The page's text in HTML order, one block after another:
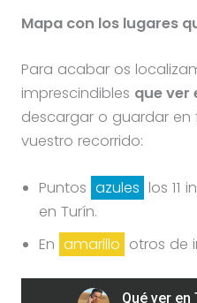
Mapa con los lugares
Para acabar os
imprescindibles que ver
descargar o guardar en
vuestro recorrido:
Puntos azules los 11
en Turín.
En amarillo otros de